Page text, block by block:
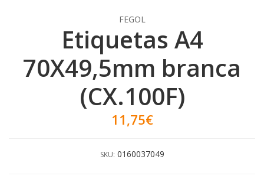
FEGOL
Etiquetas A4
70X49,5mm branca
(CX.100F)
11,75€
SKU: 0160037049